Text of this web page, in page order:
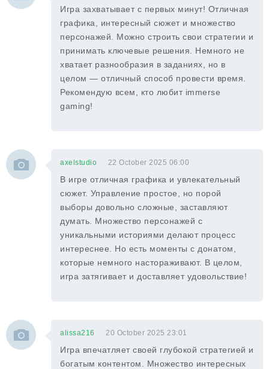
Игра захватывает с первых минут! Отличная
графика, интересный сюжет и множество
персонажей. Можно строить свои стратегии и
принимать ключевые решения. Немного не
хватает разнообразия в заданиях, но в
целом — отличный способ провести время.
Рекомендую всем, кто любит immerse
gaming!
axelstudio 22 October 2025 06:00
В игре отличная графика и увлекательный
сюжет. Управление простое, но порой
выборы довольно сложные, заставляют
думать. Множество персонажей с
уникальными историями делают процесс
интереснее. Но есть моменты с донатом,
которые немного настораживают. В целом,
игра затягивает и доставляет удовольствие!
alissa216 20 October 2025 23:01
Игра впечатляет своей глубокой стратегией и
богатым контентом. Множество интересных